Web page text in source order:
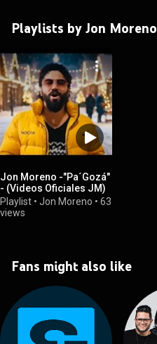
Playlists by Jon Moreno
Jon Moreno -"Pa´Gozá"
- (Videos Oficiales JM)
Playlist • Jon Moreno • 63
views
Fans might also like